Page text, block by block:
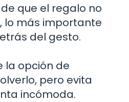
que el regalo no
lo más importante
del gesto.
la opción de
pero evita
incómoda.